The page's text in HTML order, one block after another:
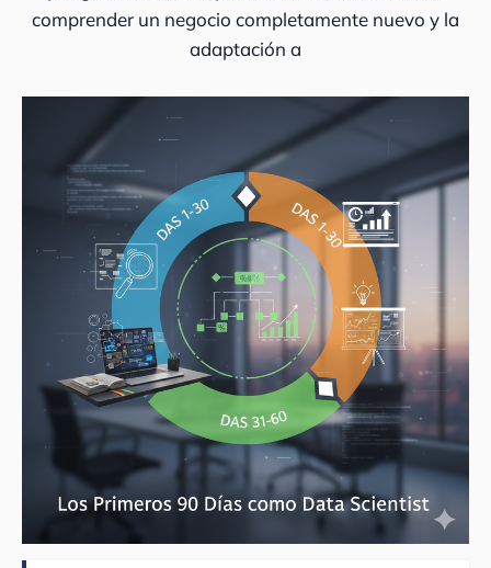
comprender un negocio completamente nuevo y la
adaptación a